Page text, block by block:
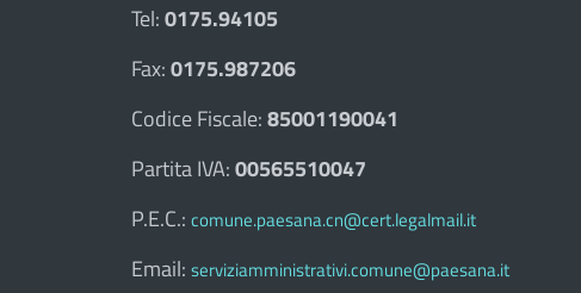
Tel:0175.94105
Fax:0175.987206
Codice Fiscale:85001190041
Partita IVA:00565510047
P.E.C.: comune.paesana.cn@cert.legalmail.it
Email: serviziamministrativi.comune@paesana.it